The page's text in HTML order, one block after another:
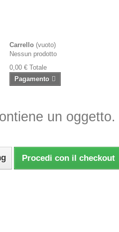
Carrello (vuoto)
Nessun prodotto
0,00 € Totale
Pagamento
un oggetto.
Procedi con il checkout